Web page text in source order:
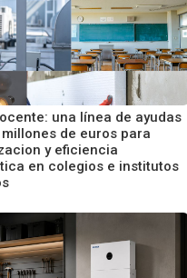
una línea de ayudas
de euros para
y eficiencia
en colegios e institutos